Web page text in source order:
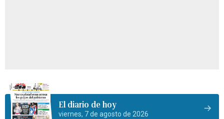
El diario de hoy
viernes, 7 de agosto de 2026